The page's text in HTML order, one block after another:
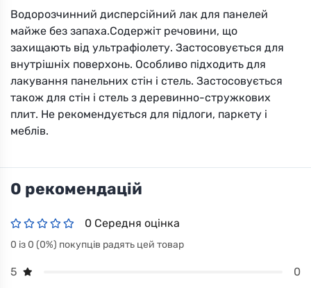
Водорозчинний дисперсійний лак для панелей
майже без запаха.Содержіт речовини, що
захищають від ультрафіолету. Застосовується для
внутрішніх поверхонь. Особливо підходить для
лакування панельних стін і стель. Застосовується
також для стін і стель з деревинно-стружкових
плит. Не рекомендується для підлоги, паркету і
меблів.
0 рекомендацій
0 Середня оцінка
0 із 0 (0%) покупців радять цей товар
5
0